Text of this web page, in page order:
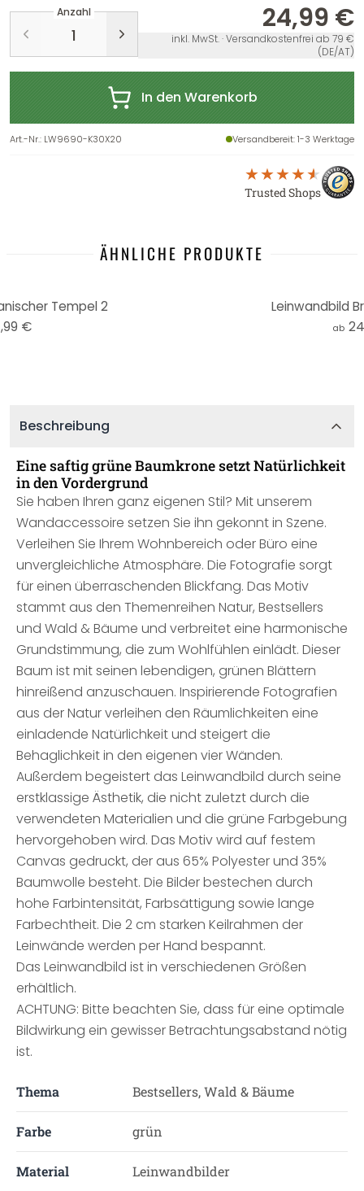
Anzahl 24,99 €
inkl. MwSt. · Versandkostenfrei ab 79 €
(DE/AT)
In den Warenkorb
Art.-Nr.: LW9690-K30X20 Versandbereit: 1-3 Werktage
Trusted Shops
ÄHNLICHE PRODUKTE
Tempel 2
€
Leinwandbild
ab
Beschreibung
Eine saftig grüne Baumkrone setzt Natürlichkeit
in den Vordergrund
Sie haben Ihren ganz eigenen Stil? Mit unserem
Wandaccessoire setzen Sie ihn gekonnt in Szene.
Verleihen Sie Ihrem Wohnbereich oder Büro eine
unvergleichliche Atmosphäre. Die Fotografie sorgt
für einen überraschenden Blickfang. Das Motiv
stammt aus den Themenreihen Natur, Bestsellers
und Wald & Bäume und verbreitet eine harmonische
Grundstimmung, die zum Wohlfühlen einlädt. Dieser
Baum ist mit seinen lebendigen, grünen Blättern
hinreißend anzuschauen. Inspirierende Fotografien
aus der Natur verleihen den Räumlichkeiten eine
einladende Natürlichkeit und steigert die
Behaglichkeit in den eigenen vier Wänden.
Außerdem begeistert das Leinwandbild durch seine
erstklassige Ästhetik, die nicht zuletzt durch die
verwendeten Materialien und die grüne Farbgebung
hervorgehoben wird. Das Motiv wird auf festem
Canvas gedruckt, der aus 65% Polyester und 35%
Baumwolle besteht. Die Bilder bestechen durch
hohe Farbintensität, Farbsättigung sowie lange
Farbechtheit. Die 2 cm starken Keilrahmen der
Leinwände werden per Hand bespannt.
Das Leinwandbild ist in verschiedenen Größen
erhältlich.
ACHTUNG: Bitte beachten Sie, dass für eine optimale
Bildwirkung ein gewisser Betrachtungsabstand nötig
ist.
Thema Bestsellers, Wald & Bäume
Farbe grün
Material Leinwandbilder